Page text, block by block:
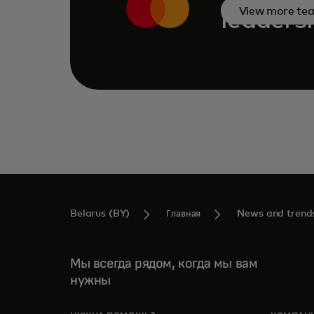
View more
Belarus (BY) Главная News and
Мы всегда рядом, когда мы вам
нужны